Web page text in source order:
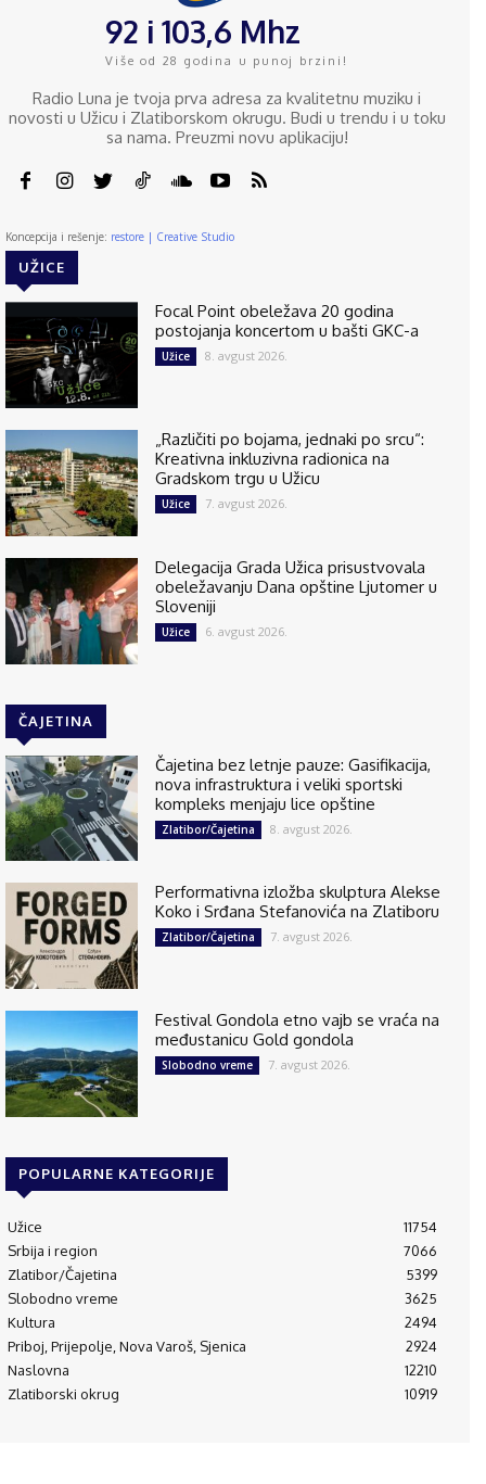
92 i 103,6 Mhz
Više od 28 godina u punoj brzini!
Radio Luna je tvoja prva adresa za kvalitetnu muziku i
novosti u Užicu i Zlatiborskom okrugu. Budi u trendu i u toku
sa nama. Preuzmi novu aplikaciju!
Koncepcija i rešenje: restore | Creative Studio
UŽICE
Focal Point obeležava 20 godina
postojanja koncertom u bašti GKC-a
Užice 8. avgust 2026.
„Različiti po bojama, jednaki po srcu“:
Kreativna inkluzivna radionica na
Gradskom trgu u Užicu
Užice 7. avgust 2026.
Delegacija Grada Užica prisustvovala
obeležavanju Dana opštine Ljutomer u
Sloveniji
Užice 6. avgust 2026.
ČAJETINA
Čajetina bez letnje pauze: Gasifikacija,
nova infrastruktura i veliki sportski
kompleks menjaju lice opštine
Zlatibor/Čajetina 8. avgust 2026.
Performativna izložba skulptura Alekse
Koko i Srđana Stefanovića na Zlatiboru
Zlatibor/Čajetina 7. avgust 2026.
Festival Gondola etno vajb se vraća na
međustanicu Gold gondola
Slobodno vreme 7. avgust 2026.
POPULARNE KATEGORIJE
Užice
11754
Srbija i region
7066
Zlatibor/Čajetina
5399
Slobodno vreme
3625
Kultura
2494
Priboj, Prijepolje, Nova Varoš, Sjenica
2924
Naslovna
12210
Zlatiborski okrug
10919